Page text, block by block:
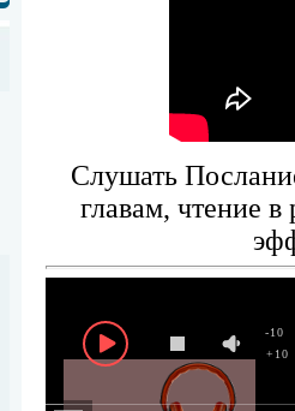
Слушать
главам, чтение
+10
-10